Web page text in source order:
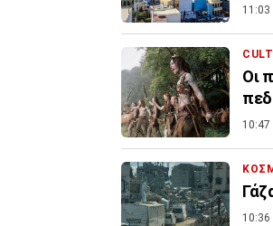
11:03
Οι
10:47
10:36